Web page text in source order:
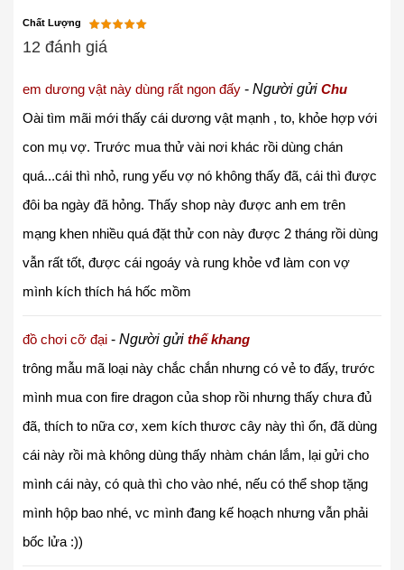
Chất Lượng
12 đánh giá
em dương vật này dùng rất ngon đấy - Người gửi Chu
Oài tìm mãi mới thấy cái dương vật mạnh , to, khỏe hợp với
con mụ vợ. Trước mua thử vài nơi khác rồi dùng chán
quá...cái thì nhỏ, rung yếu vợ nó không thấy đã, cái thì được
đôi ba ngày đã hỏng. Thấy shop này được anh em trên
mạng khen nhiều quá đặt thử con này được 2 tháng rồi dùng
vẫn rất tốt, được cái ngoáy và rung khỏe vđ làm con vợ
mình kích thích há hốc mồm
đồ chơi cỡ đại - Người gửi thế khang
trông mẫu mã loại này chắc chắn nhưng có vẻ to đấy, trước
mình mua con fire dragon của shop rồi nhưng thấy chưa đủ
đã, thích to nữa cơ, xem kích thươc cây này thì ổn, đã dùng
cái này rồi mà không dùng thấy nhàm chán lắm, lại gửi cho
mình cái này, có quà thì cho vào nhé, nếu có thể shop tặng
mình hộp bao nhé, vc mình đang kế hoạch nhưng vẫn phải
bốc lửa :))